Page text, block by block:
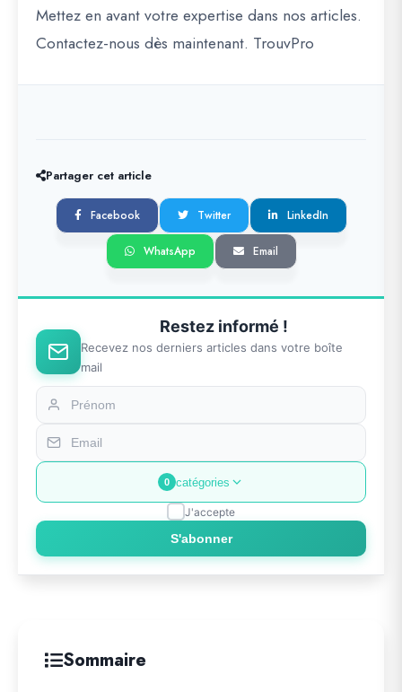
Mettez en avant votre expertise dans nos articles.
Contactez-nous dès maintenant. TrouvPro
Partager cet article
Facebook Twitter LinkedIn
WhatsApp Email
Restez informé !
Recevez nos derniers articles dans votre boîte
mail
0 catégories
J'accepte
S'abonner
Sommaire